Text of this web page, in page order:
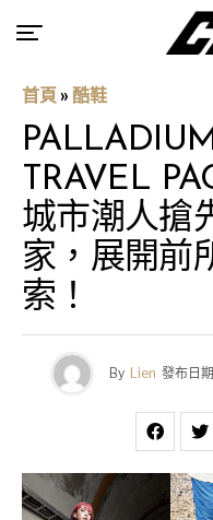
首頁 » 酷鞋
TRAVEL
城市潮人搶
家，展開前
索！
By Lien 發布日期